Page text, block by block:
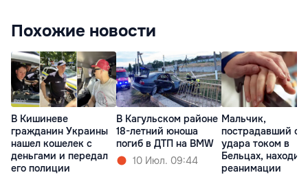
Похожие новости
В Кишиневе
гражданин Украины
нашел кошелек с
деньгами и передал
его полиции
В Кагульском районе
18-летний юноша
погиб в ДТП на BMW
10 Июл. 09:44
Мальчик,
пострадавший от
удара током в
Бельцах,
реанимации